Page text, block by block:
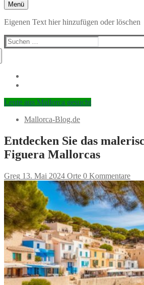
Menü
Eigenen Text hier hinzufügen oder löschen
Suchen
nach:
Leute aus Mallorca gesucht
Mallorca-Blog.de
Entdecken Sie das
Figuera Mallorcas
Greg 13. Mai 2024 Orte 0 Kommentare